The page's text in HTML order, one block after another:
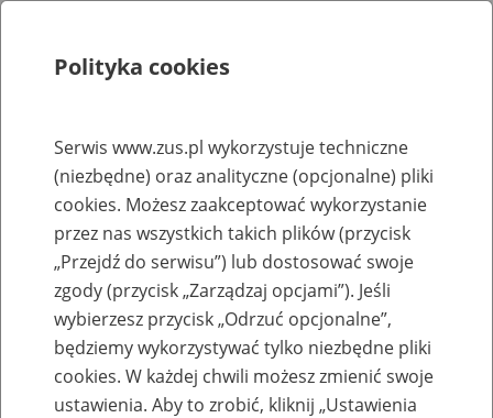
Rejestry, ewidencje i archiwa
Baza zlikwidowanych lub
przekształconych zakładów pracy
Nazwa zakładu pracy:
Polityka cookies
Serwis www.zus.pl wykorzystuje techniczne
(niezbędne) oraz analityczne (opcjonalne) pliki
cookies. Możesz zaakceptować wykorzystanie
przez nas wszystkich takich plików (przycisk
„Przejdź do serwisu”) lub dostosować swoje
zgody (przycisk „Zarządzaj opcjami”). Jeśli
wybierzesz przycisk „Odrzuć opcjonalne”,
będziemy wykorzystywać tylko niezbędne pliki
cookies. W każdej chwili możesz zmienić swoje
ustawienia. Aby to zrobić, kliknij „Ustawienia